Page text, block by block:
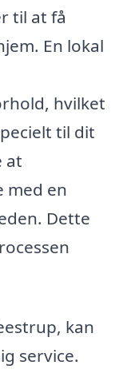
til at få
En lokal
hvilket
til dit
at
med en
Dette
kan
service.